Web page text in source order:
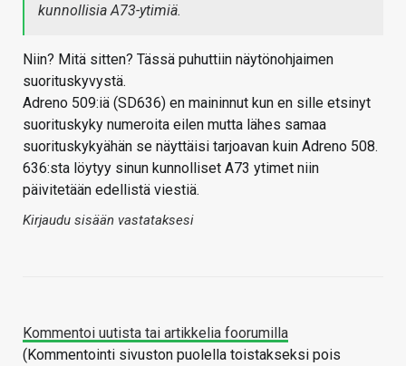
kunnollisia A73-ytimiä.
Niin? Mitä sitten? Tässä puhuttiin näytönohjaimen
suorituskyvystä.
Adreno 509:iä (SD636) en maininnut kun en sille etsinyt
suorituskyky numeroita eilen mutta lähes samaa
suorituskykyähän se näyttäisi tarjoavan kuin Adreno 508.
636:sta löytyy sinun kunnolliset A73 ytimet niin
päivitetään edellistä viestiä.
Kirjaudu sisään vastataksesi
Kommentoi uutista tai artikkelia foorumilla
(Kommentointi sivuston puolella toistakseksi pois